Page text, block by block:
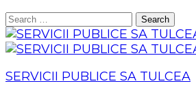
Search
for:
SERVICII PUBLICE SA TULCEA